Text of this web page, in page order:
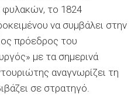
φυλακών, το 1824
να συμβάλει στην
πρόεδρος του
με τα σημερινά
αναγνωρίζει τη
σε στρατηγό.